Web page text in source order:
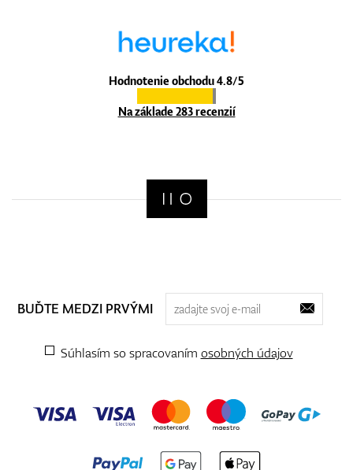
Hodnotenie obchodu 4.8/5
Na základe 283 recenzií
BUĎTE MEDZI PRVÝMI
Súhlasím so spracovaním osobných údajov